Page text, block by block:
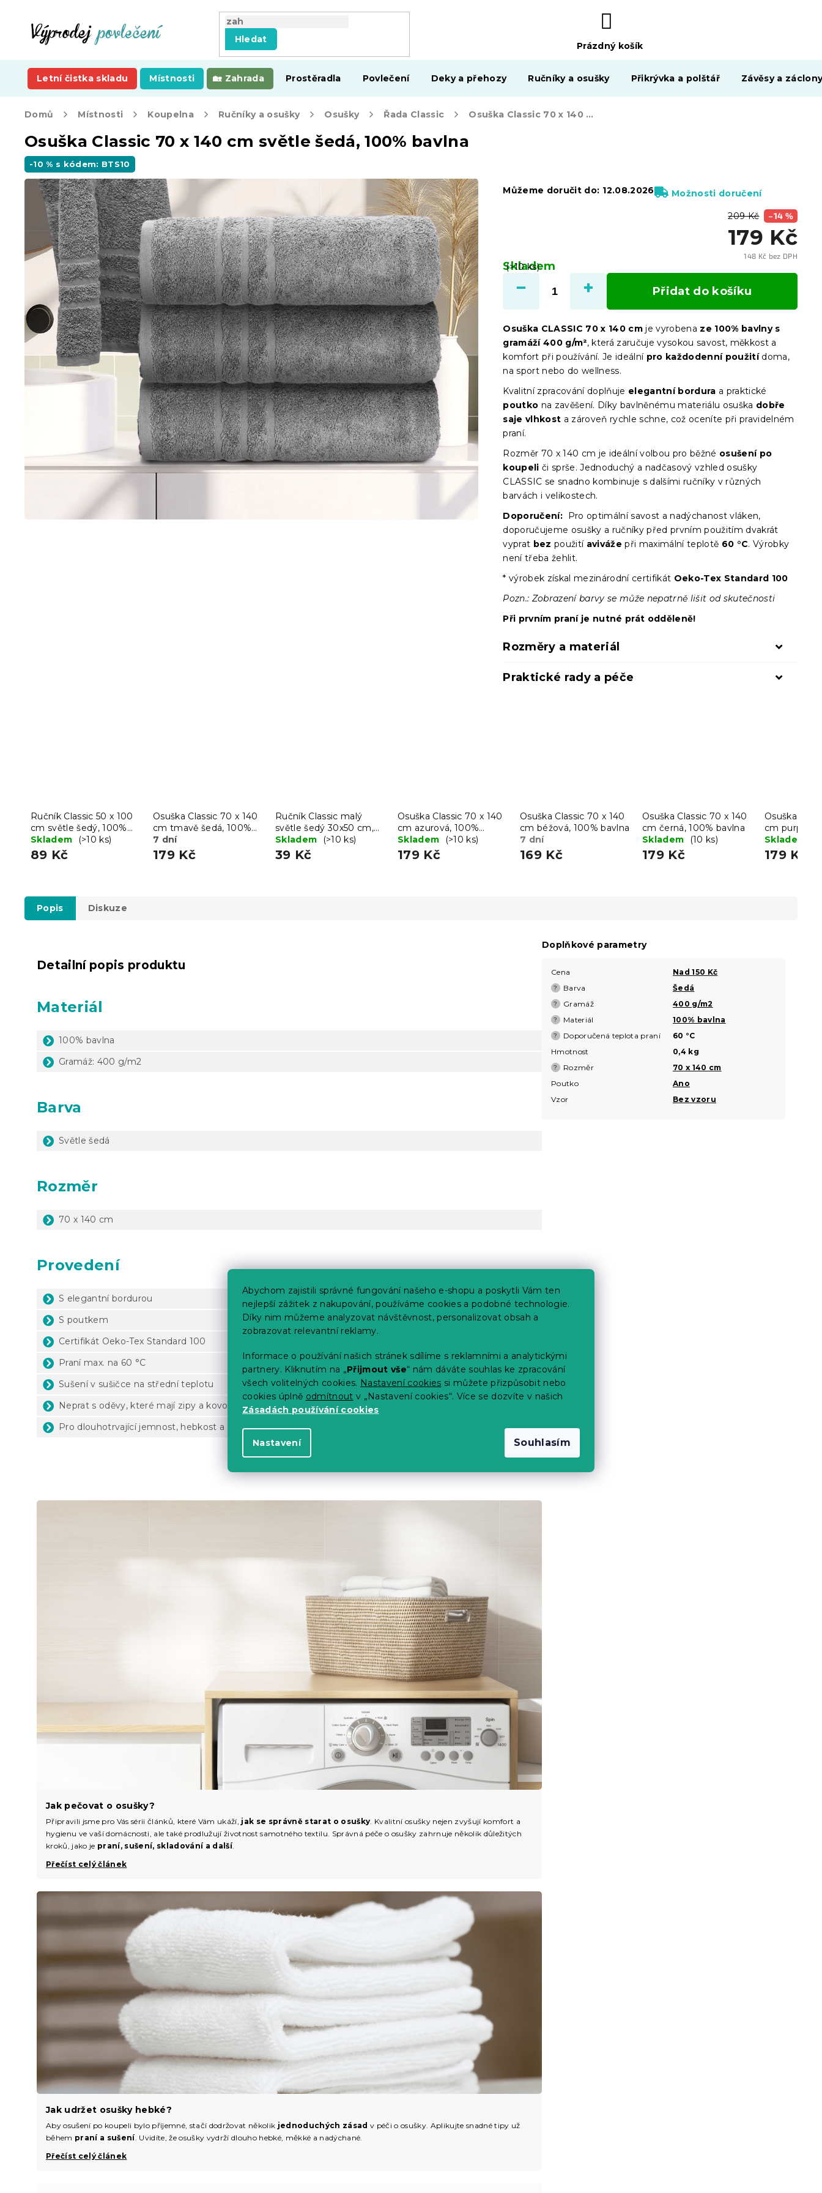
Abychom zajistili správné fungování našeho e-shopu a poskytli Vám ten
nejlepší zážitek z nakupování, používáme cookies a podobné technologie.
Díky nim můžeme analyzovat návštěvnost, personalizovat obsah a
zobrazovat relevantní reklamy.
Informace o používání našich stránek sdílíme s reklamními a analytickými
partnery. Kliknutím na „Přijmout vše“ nám dáváte souhlas ke zpracování
všech volitelných cookies. Nastavení cookies si můžete přizpůsobit nebo
cookies úplně odmítnout v „Nastavení cookies“. Více se dozvíte v našich
Zásadách používání cookies
Nastavení Souhlasím
Hledat
NÁKUPNÍ
KOŠÍK
Prázdný košík
Letní čistka skladu Místnosti Zahrada Prostěradla Povlečení Deky a přehozy Ručníky a osušky Přikrývka a polštář Závěsy a
Domů Místnosti Koupelna Ručníky a osušky Osušky Řada Classic Osuška Classic 70 x 140 cm světle šedá, 100% bavlna
Osuška Classic 70 x 140 cm světle šedá, 100% bavlna
-10 % s kódem: BTS10
209 Kč –14 %
179 Kč
148 Kč bez DPH
cena:
Skladem
(>10 ks)
Můžeme doručit do: 12.08.2026 Možnosti doručení
Přidat do košíku
Osuška CLASSIC 70 x 140 cm je vyrobena ze 100% bavlny s
gramáží 400 g/m², která zaručuje vysokou savost, měkkost a
komfort při používání. Je ideální pro každodenní použitídoma,
na sport nebo do wellness.
Kvalitní zpracování doplňuje elegantní bordura a praktické
poutko na zavěšení. Díky bavlněnému materiálu osuška dobře
saje vlhkost a zároveň rychle schne, což oceníte při pravidelném
praní.
Rozměr 70 x 140 cm je ideální volbou pro běžné osušení po
koupeli či sprše. Jednoduchý a nadčasový vzhled osušky
CLASSIC se snadno kombinuje s dalšími ručníky v různých
barvách i velikostech.
Doporučení: Pro optimální savost a nadýchanost vláken,
doporučujeme osušky a ručníky před prvním použitím dvakrát
vyprat bez použití aviváže při maximální teplotě 60 °C. Výrobky
není třeba žehlit.
* výrobek získal mezinárodní certifikát Oeko-Tex Standard 100
Pozn.: Zobrazení barvy se může nepatrně lišit od skutečnosti
Při prvním praní je nutné prát odděleně!
Rozměry a materiál
Praktické rady a péče
Ručník Classic 50 x 100
cm světle šedý, 100%
bavlna
Skladem (>10 ks)
89 Kč
Osuška Classic 70 x 140
cm tmavě šedá, 100%
bavlna
7 dní
179 Kč
Ručník Classic malý
světle šedý 30x50 cm,
100% bavlna
Skladem (>10 ks)
39 Kč
Osuška Classic 70 x 140
cm azurová, 100%
bavlna
Skladem (>10 ks)
179 Kč
Osuška Classic 70 x 140
cm béžová, 100% bavlna
7 dní
169 Kč
Osuška Classic 70 x 140
cm černá, 100% bavlna
Skladem
(10 ks)
179 Kč
Osuška
cm
bavlna
Skladem
179 Kč
Popis Diskuze
Detailní popis produktu
Materiál
100% bavlna
Gramáž: 400 g/m2
Barva
Světle šedá
Rozměr
70 x 140 cm
Provedení
S elegantní bordurou
S poutkem
Certifikát Oeko-Tex Standard 100
Praní max. na 60 °C
Sušení v sušičce na střední teplotu
Neprat s oděvy, které mají zipy a kovové háčky
Pro dlouhotrvající jemnost, hebkost a savost není doporučeno používat aviváž
Jak udržet osušky hebké?
Aby osušení po koupeli bylo příjemné, stačí dodržovat několik jednoduchých zásad v péči o osušky. Aplikujte snadné tipy už
během praní a sušení. Uvidíte, že osušky vydrží dlouho hebké, měkké a nadýchané.
Přečíst celý článek
Jak pečovat o osušky?
Připravili jsme pro Vás sérii článků, které Vám ukáží, jak se správně starat o osušky. Kvalitní osušky nejen zvyšují komfort a
hygienu ve vaší domácnosti, ale také prodlužují životnost samotného textilu. Správná péče o osušky zahrnuje několik důležitých
kroků, jako je praní, sušení, skladování a další.
Přečíst celý článek
Doplňkové parametry
Cena Nad 150 Kč
? Barva Šedá
? Gramáž 400 g/m2
? Materiál 100% bavlna
? Doporučená teplota praní
60 °C
Hmotnost
0,4 kg
? Rozměr
70 x 140 cm
Poutko
Ano
Vzor
Bez vzoru